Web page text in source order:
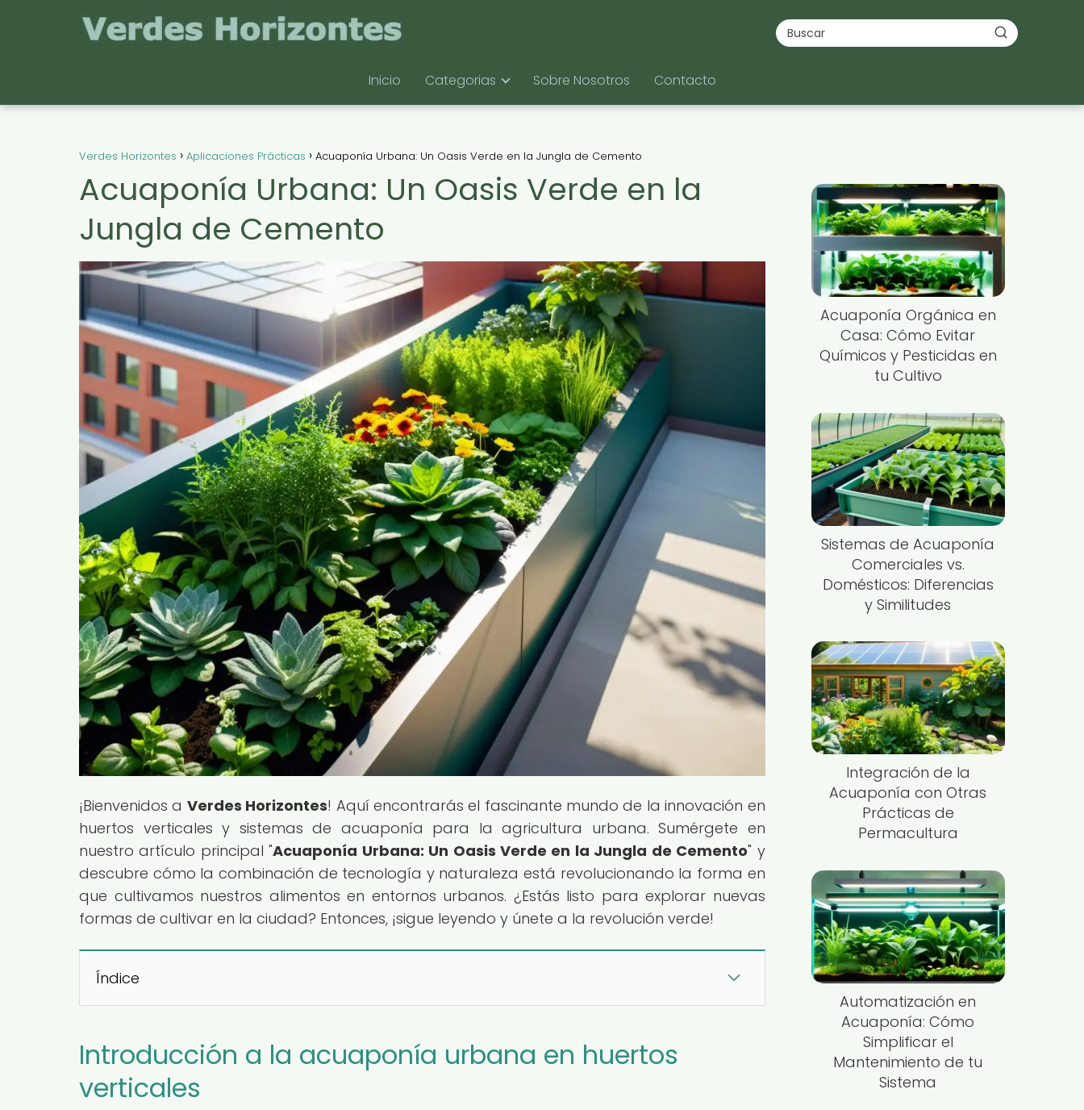
Inicio Categorias Sobre Nosotros Contacto
Verdes Horizontes Aplicaciones Prácticas Acuaponía Urbana: Un Oasis Verde en la Jungla de Cemento
Acuaponía Urbana: Un Oasis Verde en la
Jungla de Cemento
¡Bienvenidos a Verdes Horizontes! Aquí encontrarás el fascinante mundo de la innovación en
huertos verticales y sistemas de acuaponía para la agricultura urbana. Sumérgete en
nuestro artículo principal "Acuaponía Urbana: Un Oasis Verde en la Jungla de Cemento" y
descubre cómo la combinación de tecnología y naturaleza está revolucionando la forma en
que cultivamos nuestros alimentos en entornos urbanos. ¿Estás listo para explorar nuevas
formas de cultivar en la ciudad? Entonces, ¡sigue leyendo y únete a la revolución verde!
Índice
Introducción a la acuaponía urbana en huertos
verticales
Acuaponía Orgánica en
Casa: Cómo Evitar
Químicos y Pesticidas en
tu Cultivo
Sistemas de Acuaponía
Comerciales vs.
Domésticos: Diferencias
y Similitudes
Integración de la
Acuaponía con Otras
Prácticas de
Permacultura
Automatización en
Acuaponía: Cómo
Simplificar el
Mantenimiento de tu
Sistema